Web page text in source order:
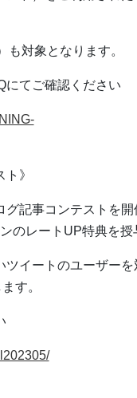
対象となります。
にてご確認ください
》
記事コンテストを
のレートUP特典を授
イートのユーザーを
す。